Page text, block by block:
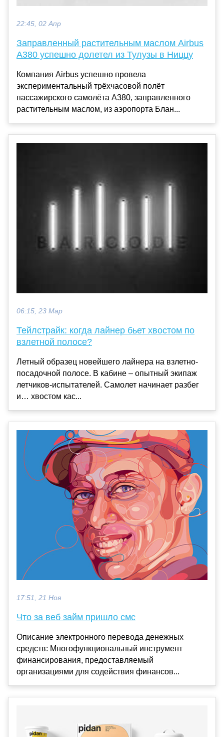
22:45, 02 Апр
Заправленный растительным маслом Airbus
A380 успешно долетел из Тулузы в Ниццу
Компания Airbus успешно провела
экспериментальный трёхчасовой полёт
пассажирского самолёта A380, заправленного
растительным маслом, из аэропорта Блан...
06:15, 23 Мар
Тейлстрайк: когда лайнер бьет хвостом по
взлетной полосе?
Летный образец новейшего лайнера на взлетно-
посадочной полосе. В кабине – опытный экипаж
летчиков-испытателей. Самолет начинает разбег
и… хвостом кас...
17:51, 21 Ноя
Что за веб займ пришло смс
Описание электронного перевода денежных
средств: Многофункциональный инструмент
финансирования, предоставляемый
организациями для содействия финансов...